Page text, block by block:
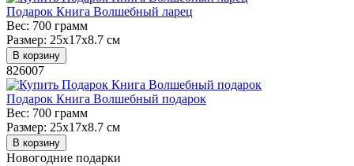
Подарок Книга Волшебный ларец
Вес: 700 грамм
Размер: 25x17x8.7 см
В корзину
826007
Подарок Книга Волшебный подарок
Вес: 700 грамм
Размер: 25x17x8.7 см
В корзину
Новогодние подарки